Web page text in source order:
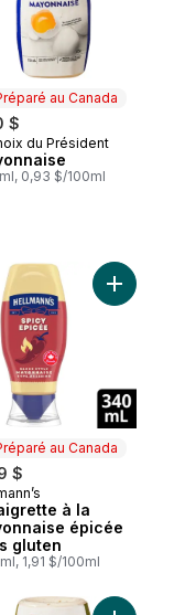
au Canada
$
au Canada
du Président
0,93 $/100ml
Wise au panier
au Canada
$
au Canada
à la
épicée
gluten
1,91 $/100ml
Ajouter